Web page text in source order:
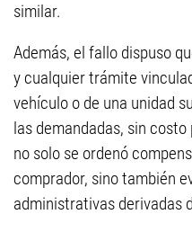
similar.
Además, el fallo dispuso
y cualquier trámite
vehículo o de una unidad
las demandadas, sin
no solo se ordenó
comprador, sino también
administrativas derivadas